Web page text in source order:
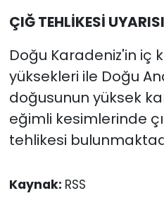
ÇIĞ TEHLİKESİ UYARISI
Doğu Karadeniz'in iç
yüksekleri ile Doğu
doğusunun yüksek
eğimli kesimlerinde
tehlikesi
Kaynak: RSS